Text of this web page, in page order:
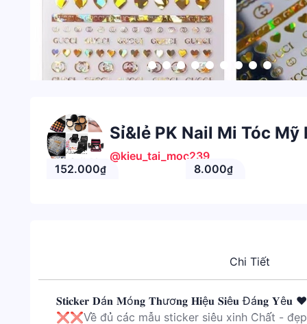
Sỉ&lẻ PK Nail Mi Tóc Mỹ
@kieu_tai_moc239
152.000₫ 8.000₫
Chi Tiết
𝐒𝐭𝐢𝐜𝐤𝐞𝐫 𝐃á𝐧 𝐌ó𝐧𝐠 𝐓𝐡ươ𝐧𝐠 𝐇𝐢ệ𝐮 𝐒𝐢ê𝐮 Đá𝐧𝐠 𝐘ê𝐮
❌❌Về đủ các mẫu sticker siêu xinh Chất -